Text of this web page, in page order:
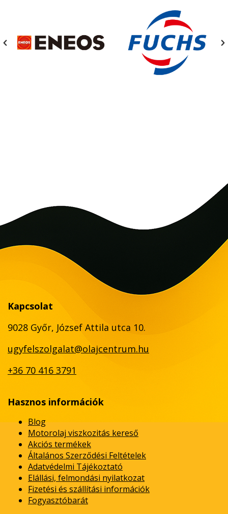
Kapcsolat
9028 Győr, József Attila utca 10.
ugyfelszolgalat@olajcentrum.hu
+36 70 416 3791
Hasznos információk
Blog
Motorolaj viszkozitás kereső
Akciós termékek
Általános Szerződési Feltételek
Adatvédelmi Tájékoztató
Elállási, felmondási nyilatkozat
Fizetési és szállítási információk
Fogyasztóbarát